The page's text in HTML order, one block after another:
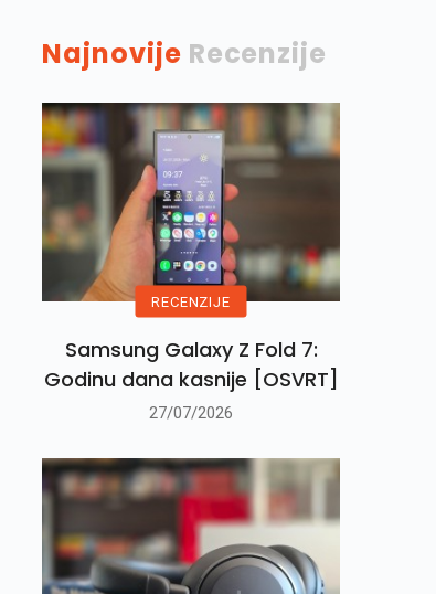
Najnovije Recenzije
RECENZIJE
Samsung Galaxy Z Fold 7:
Godinu dana kasnije [OSVRT]
27/07/2026